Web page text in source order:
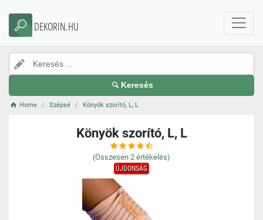
DEKORIN.HU
Keresés
Home Szépsé Könyök szorító, L, L
Könyök szorító, L, L
(Összesen 2 értékelés)
ÚJDONSÁG